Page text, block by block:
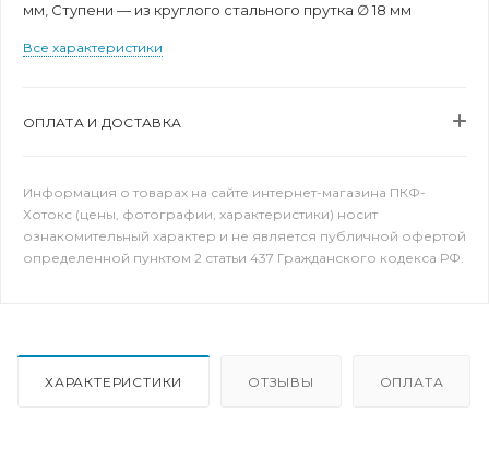
мм, Ступени — из круглого стального прутка ∅ 18 мм
Все характеристики
ОПЛАТА И ДОСТАВКА
Информация о товарах на сайте интернет-магазина ПКФ-
Хотокс (цены, фотографии, характеристики) носит
ознакомительный характер и не является публичной офертой
определенной пунктом 2 статьи 437 Гражданского кодекса РФ.
ХАРАКТЕРИСТИКИ ОТЗЫВЫ ОПЛАТА